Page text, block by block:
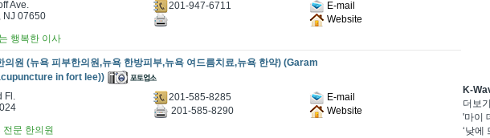
Ave.
NJ 07650
201-947-6711
E-mail
Website
행복한 이사
의원 (뉴욕 피부한의원,뉴욕 한방피부,뉴욕 여드름치료,뉴욕 한약) (Garam
in fort lee))
Fl.
201-585-8285
E-mail
201-585-8290
Website
전문 한의원
K-
더보
'마이
‘낮에